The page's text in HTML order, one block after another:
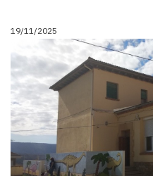
19/11/2025